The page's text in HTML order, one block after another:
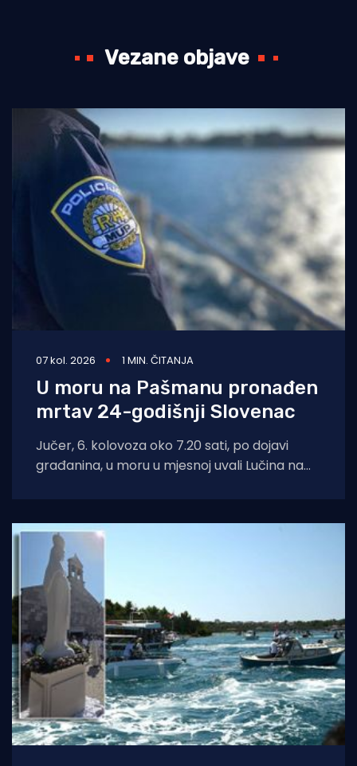
Vezane objave
07 kol. 2026 1 MIN. ČITANJA
U moru na Pašmanu pronađen
mrtav 24-godišnji Slovenac
Jučer, 6. kolovoza oko 7.20 sati, po dojavi
građanina, u moru u mjesnoj uvali Lučina na